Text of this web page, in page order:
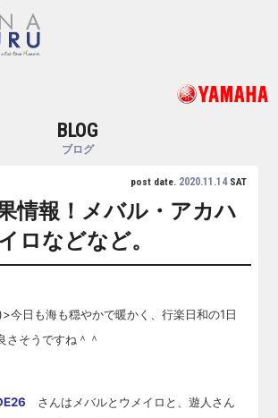
BLOG
ブログ
post date. 2020.11.14SAT
情報！メバル・アカハ
ロなどなど。
今日も海も穏やかで暖かく、行楽日和の1日
そうですね＾＾
さんはメバルとウメイロと、遊人さん